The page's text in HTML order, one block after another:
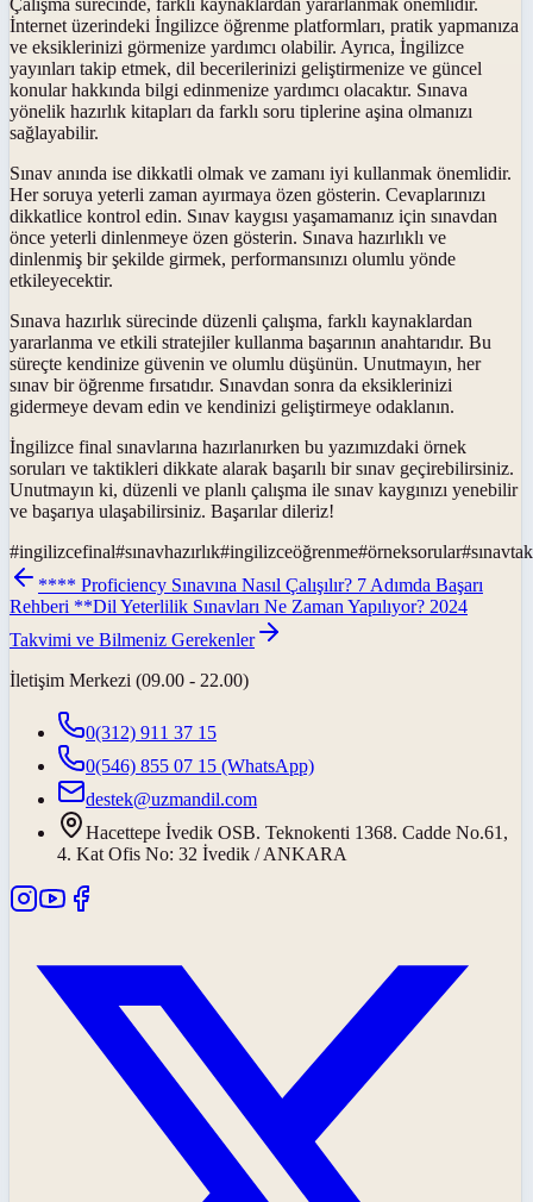
İnternet üzerindeki İngilizce öğrenme platformları, pratik yapmanıza
ve eksiklerinizi görmenize yardımcı olabilir. Ayrıca, İngilizce
yayınları takip etmek, dil becerilerinizi geliştirmenize ve güncel
konular hakkında bilgi edinmenize yardımcı olacaktır. Sınava
yönelik hazırlık kitapları da farklı soru tiplerine aşina olmanızı
sağlayabilir.
Sınav anında ise dikkatli olmak ve zamanı iyi kullanmak önemlidir.
Her soruya yeterli zaman ayırmaya özen gösterin. Cevaplarınızı
dikkatlice kontrol edin. Sınav kaygısı yaşamamanız için sınavdan
önce yeterli dinlenmeye özen gösterin. Sınava hazırlıklı ve
dinlenmiş bir şekilde girmek, performansınızı olumlu yönde
etkileyecektir.
Sınava hazırlık sürecinde düzenli çalışma, farklı kaynaklardan
yararlanma ve etkili stratejiler kullanma başarının anahtarıdır. Bu
süreçte kendinize güvenin ve olumlu düşünün. Unutmayın, her
sınav bir öğrenme fırsatıdır. Sınavdan sonra da eksiklerinizi
gidermeye devam edin ve kendinizi geliştirmeye odaklanın.
İngilizce final sınavlarına hazırlanırken bu yazımızdaki örnek
soruları ve taktikleri dikkate alarak başarılı bir sınav geçirebilirsiniz.
Unutmayın ki, düzenli ve planlı çalışma ile sınav kaygınızı yenebilir
ve başarıya ulaşabilirsiniz. Başarılar dileriz!
#ingilizcefinal#sınavhazırlık#ingilizceöğrenme#örneksorular#
**** Proficiency Sınavına Nasıl Çalışılır? 7 Adımda Başarı
Rehberi **Dil Yeterlilik Sınavları Ne Zaman Yapılıyor? 2024
Takvimi ve Bilmeniz Gerekenler
İletişim Merkezi (09.00 - 22.00)
0(312) 911 37 15
0(546) 855 07 15 (WhatsApp)
destek@uzmandil.com
Hacettepe İvedik OSB. Teknokenti 1368. Cadde No.61,
4. Kat Ofis No: 32 İvedik / ANKARA